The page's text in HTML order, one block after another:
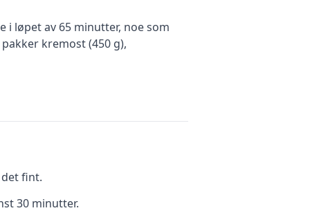
i løpet av 65 minutter, noe som
pakker kremost (450 g),
fint.
30 minutter.